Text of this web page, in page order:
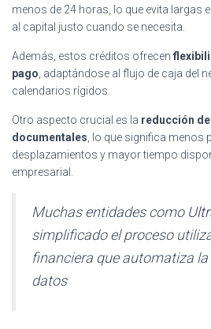
menos de 24 horas, lo que evita largas
al capital justo cuando se necesita.
Además, estos créditos ofrecen
pago, adaptándose al flujo de caja del
calendarios rígidos.
Otro aspecto crucial es la reducción
documentales, lo que significa menos
desplazamientos y mayor tiempo
empresarial.
Muchas entidades como
simplificado el proceso
financiera que automatiza
datos